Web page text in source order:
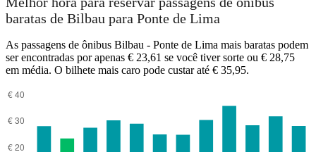
baratas de Bilbau para Ponte de Lima
As passagens de ônibus Bilbau - Ponte de Lima mais baratas podem
ser encontradas por apenas € 23,61 se você tiver sorte ou € 28,75
em média. O bilhete mais caro pode custar até € 35,95.